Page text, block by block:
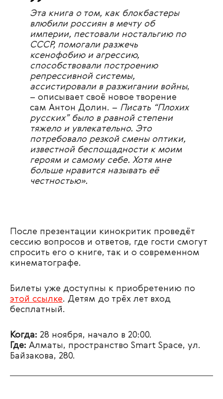
Эта книга о том, как блокбастеры
влюбили россиян в мечту об
империи, пестовали ностальгию по
СССР, помогали разжечь
ксенофобию и агрессию,
способствовали построению
репрессивной системы,
ассистировали в разжигании войны,
– описывает своё новое творение
сам Антон Долин. – Писать “Плохих
русских” было в равной степени
тяжело и увлекательно. Это
потребовало резкой смены оптики,
известной беспощадности к моим
героям и самому себе. Хотя мне
больше нравится называть её
честностью».
После презентации кинокритик проведёт
сессию вопросов и ответов, где гости смогут
спросить его о книге, так и о современном
кинематографе.
Билеты уже доступны к приобретению по
этой ссылке. Детям до трёх лет вход
бесплатный.
Когда: 28 ноября, начало в 20:00.
Где: Алматы, пространство Smart Space, ул.
Байзакова, 280.